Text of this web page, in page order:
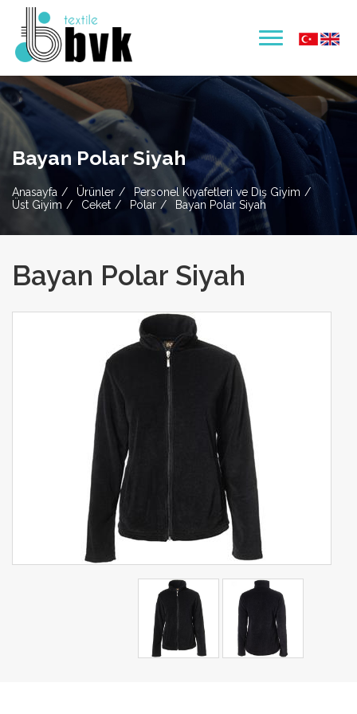
Bayan Polar Siyah
Anasayfa Ürünler
Personel Kıyafetleri ve Dış Giyim
Üst Giyim
Ceket Polar Bayan Polar Siyah
Bayan Polar Siyah